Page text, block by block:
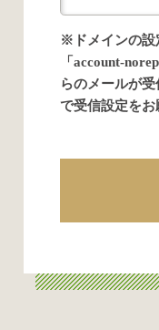
※ドメインの設
「account-
らのメールが
で受信設定をお